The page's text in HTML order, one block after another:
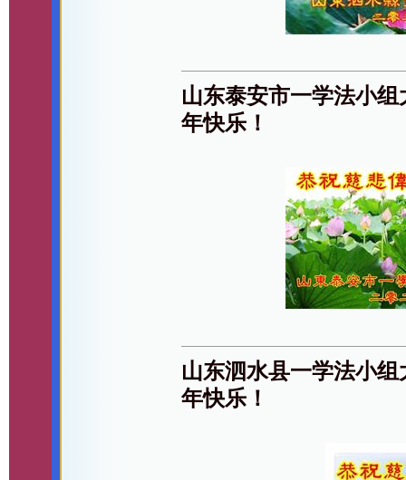
山东泰安市一学法小
年快乐！
山东泗水县一学法小
年快乐！